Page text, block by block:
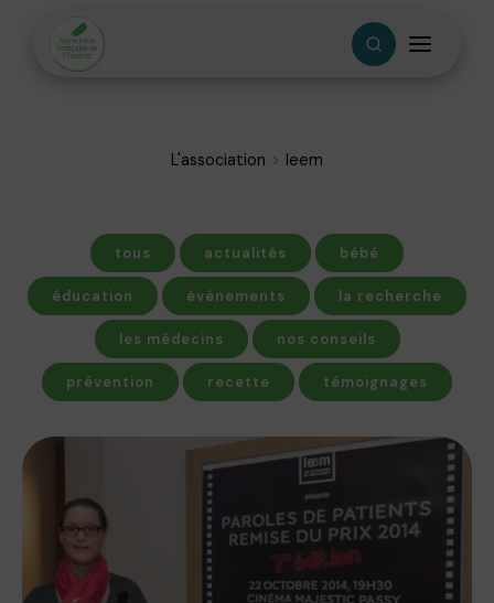
L'association leem
tous actualités bébé
éducation événements la recherche
les médecins nos conseils
prévention recette témoignages